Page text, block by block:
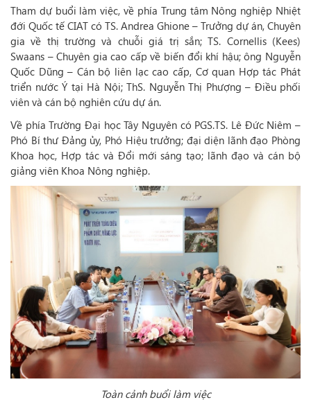
Tham dự buổi làm việc, về phía Trung tâm Nông nghiệp Nhiệt
đới Quốc tế CIAT có TS. Andrea Ghione – Trưởng dự án, Chuyên
gia về thị trường và chuỗi giá trị sắn; TS. Cornellis (Kees)
Swaans – Chuyên gia cao cấp về biến đổi khí hậu; ông Nguyễn
Quốc Dũng – Cán bộ liên lạc cao cấp, Cơ quan Hợp tác Phát
triển nước Ý tại Hà Nội; ThS. Nguyễn Thị Phượng – Điều phối
viên và cán bộ nghiên cứu dự án.
Về phía Trường Đại học Tây Nguyên có PGS.TS. Lê Đức Niêm –
Phó Bí thư Đảng ủy, Phó Hiệu trưởng; đại diện lãnh đạo Phòng
Khoa học, Hợp tác và Đổi mới sáng tạo; lãnh đạo và cán bộ
giảng viên Khoa Nông nghiệp.
Toàn cảnh buổi làm việc